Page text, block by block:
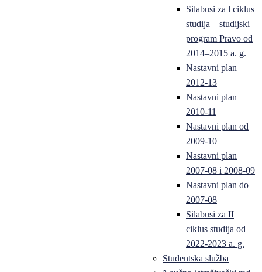
Silabusi za l ciklus
studija – studijski
program Pravo od
2014–2015 a. g.
Nastavni plan
2012-13
Nastavni plan
2010-11
Nastavni plan od
2009-10
Nastavni plan
2007-08 i 2008-09
Nastavni plan do
2007-08
Silabusi za II
ciklus studija od
2022-2023 a. g.
Studentska služba